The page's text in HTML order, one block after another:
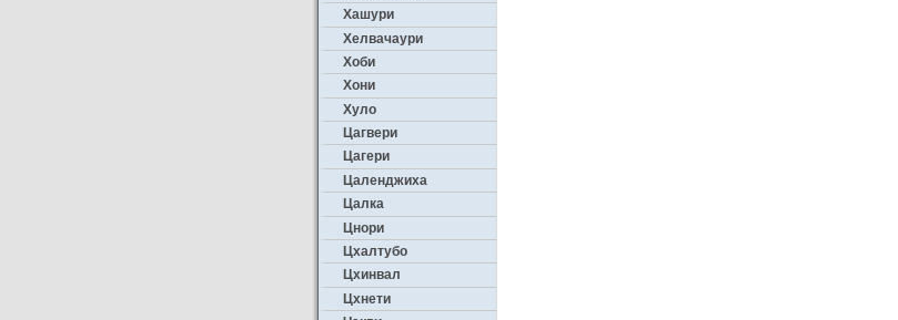
Хашури
Хелвачаури
Хоби
Хони
Хуло
Цагвери
Цагери
Цаленджиха
Цалка
Цнори
Цхалтубо
Цхинвал
Цхнети